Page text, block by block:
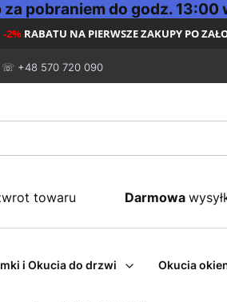
pobraniem do godz.
-2% RABATU NA PIERWSZE ZAKUPY PO
☏ +48 570 720 090
towaru Darmowa
i Okucia do drzwi Okucia